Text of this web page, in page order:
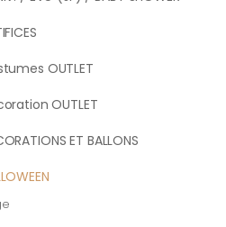
OUTLET
OUTLET
ET BALLONS